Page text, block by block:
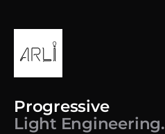
Progressive
Light Engineering.